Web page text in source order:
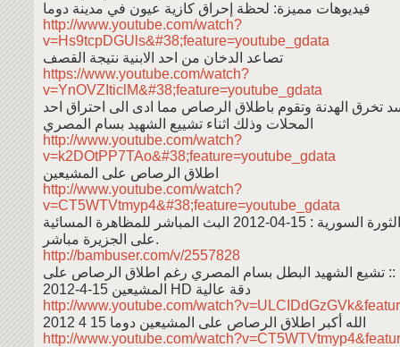
فيديوهات مميزة: لحظة إحراق كازية عيون في مدينة دوما
http://www.youtube.com/watch?
v=Hs9tcpDGUls&#38;feature=youtube_gdata
تصاعد الدخان من احد الابنية نتيجة القصف
https://www.youtube.com/watch?
v=YnOVZIticlM&#38;feature=youtube_gdata
تخرق الهدنة وتقوم باطلاق الرصاص مما ادى الى احتراق احد
المحلات وذلك اثناء تشييع الشهيد بسام المصري
http://www.youtube.com/watch?
v=k2DOtPP7TAo&#38;feature=youtube_gdata
اطلاق الرصاص على المشيعين
http://www.youtube.com/watch?
v=CT5WTVtmyp4&#38;feature=youtube_gdata
البث المباشر للمظاهرة المسائية
على الجزيرة مباشر.
http://bambuser.com/v/2557828
:: تشيع الشهيد البطل بسام المصري رغم اطلاق الرصاص على
المشيعين 15-4-2012 HD دقة عالية
http://www.youtube.com/
الله أكبر اطلاق الرصاص على المشيعين دوما 15 4 2012
http://www.youtube.com/